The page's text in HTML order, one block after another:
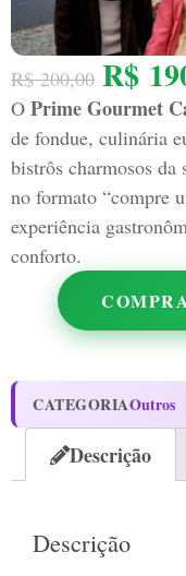
R$200,00 R$
O Prime Gourmet
de fondue, culinária
bistrôs charmosos da
no formato “compre
experiência
conforto.
CATEGORIAOutros
Descrição
Descrição